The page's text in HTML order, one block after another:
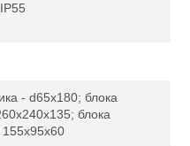
- d65х180; блока
блока